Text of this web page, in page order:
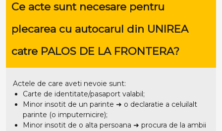
Ce acte sunt necesare pentru
plecarea cu autocarul din UNIREA
catre PALOS DE LA FRONTERA?
Actele de care aveti nevoie sunt:
Carte de identitate/pasaport valabil;
Minor insotit de un parinte ➜ o declaratie a celuilalt
parinte (o imputernicire);
Minor insotit de o alta persoana ➜ procura de la ambii